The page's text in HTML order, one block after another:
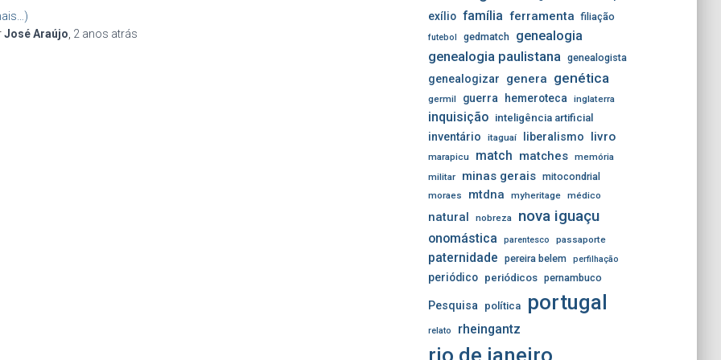
José Araújo 2 anos atrás
exílio família ferramenta filiação
futebol gedmatch
genealogia
genealogia paulistana genealogista
genealogizar genera genética
germil guerra hemeroteca inglaterra
inquisição inteligência artificial
inventário itaguaí liberalismo livro
marapicu match matches
memória
militar
minas gerais mitocondrial
moraes mtdna myheritage médico
natural nobreza nova iguaçu
onomástica parentesco passaporte
paternidade pereira belem perfilhação
periódico periódicos pernambuco
Pesquisa política portugal
relato rheingantz
rio de janeiro